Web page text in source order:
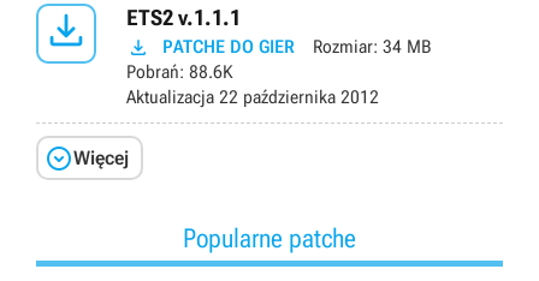
 ETS2 v.1.1.1
 PATCHE DO GIER Rozmiar: 34 MB
Pobrań: 88.6K
Aktualizacja 22 października 2012
Więcej
Popularne patche